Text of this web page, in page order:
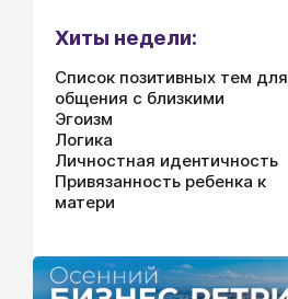
Хиты недели:
Список позитивных тем для
общения с близкими
Эгоизм
Логика
Личностная идентичность
Привязанность ребенка к
матери